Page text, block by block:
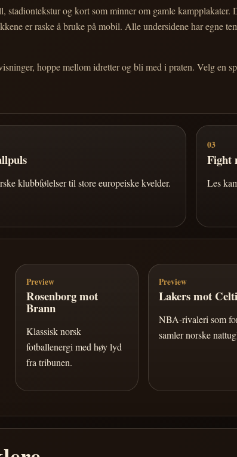
og kort som minner om gamle kampplakater.
er raske å bruke på mobil. Alle undersidene har egne
hoppe mellom idretter og bli med i praten. Velg en
klubbfølelser til store europeiske kvelder.
03
Fight
Les
Preview
Rosenborg mot
Brann
Klassisk norsk
fotballenergi med høy lyd
fra tribunen.
Preview
Lakers mot
NBA-rivaleri som
samler norske